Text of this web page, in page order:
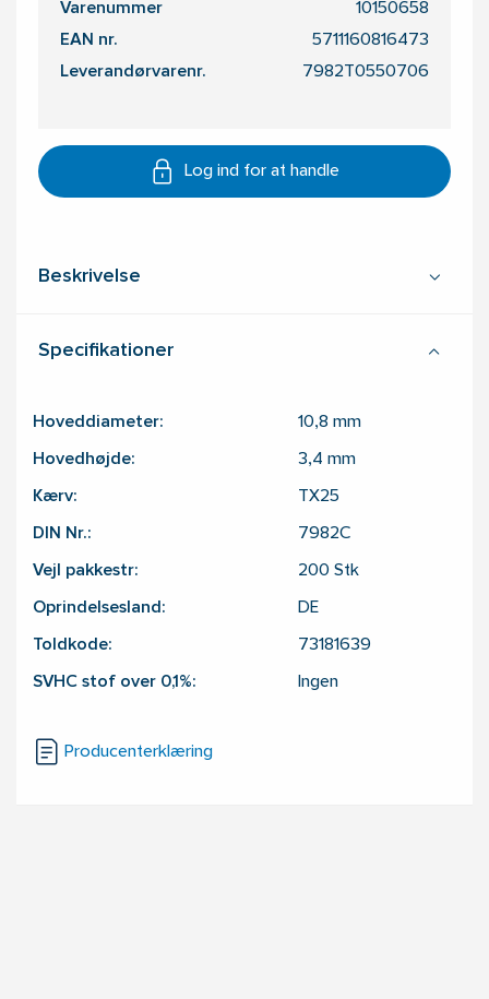
Varenummer 10150658
EAN nr. 5711160816473
Leverandørvarenr. 7982T0550706
Log ind for at handle
Beskrivelse
Specifikationer
Hoveddiameter: 10,8 mm
Hovedhøjde: 3,4 mm
Kærv: TX25
DIN Nr.: 7982C
Vejl pakkestr: 200 Stk
Oprindelsesland: DE
Toldkode: 73181639
SVHC stof over 0,1%: Ingen
Producenterklæring